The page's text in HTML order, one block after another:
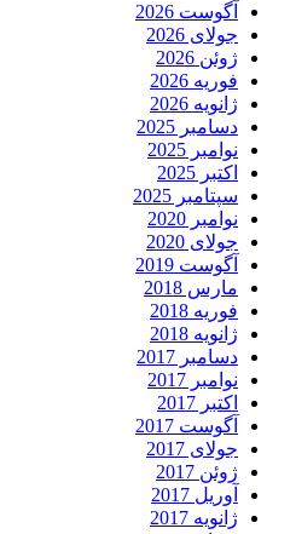
آگوست 2026
جولای 2026
ژوئن 2026
فوریه 2026
ژانویه 2026
دسامبر 2025
نوامبر 2025
اکتبر 2025
سپتامبر 2025
نوامبر 2020
جولای 2020
آگوست 2019
مارس 2018
فوریه 2018
ژانویه 2018
دسامبر 2017
نوامبر 2017
اکتبر 2017
آگوست 2017
جولای 2017
ژوئن 2017
آوریل 2017
ژانویه 2017